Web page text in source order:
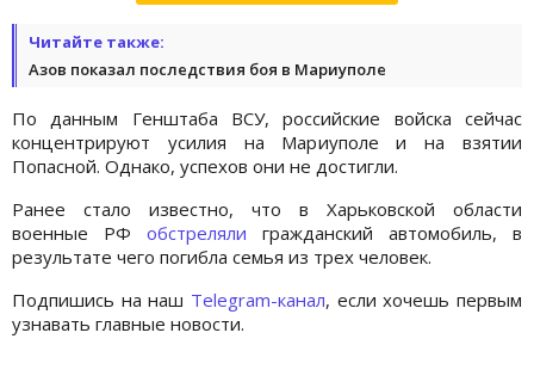
Читайте также:
Азов показал последствия боя в Мариуполе
По данным Генштаба ВСУ, российские войска сейчас
концентрируют усилия на Мариуполе и на взятии
Попасной. Однако, успехов они не достигли.
Ранее стало известно, что в Харьковской области
военные РФ обстреляли гражданский автомобиль, в
результате чего погибла семья из трех человек.
Подпишись на наш Telegram-канал, если хочешь первым
узнавать главные новости.